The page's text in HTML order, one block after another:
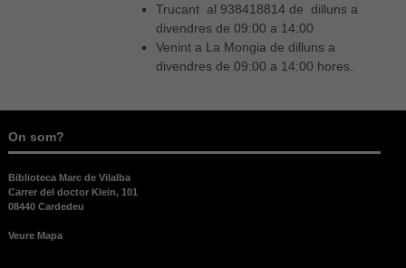
Trucant al 938418814 de dilluns a
divendres de 09:00 a 14:00
Venint a La Mongia de dilluns a
divendres de 09:00 a 14:00 hores.
On som?
Biblioteca Marc de Vilalba
Carrer del doctor Klein, 101
08440 Cardedeu
Veure Mapa